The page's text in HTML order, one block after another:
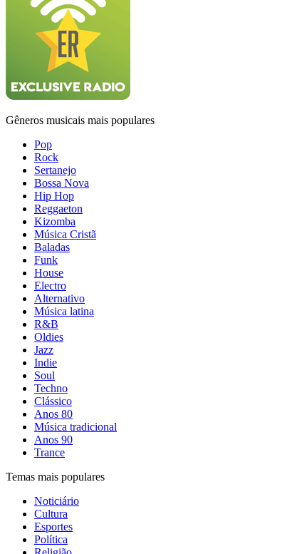
Gêneros musicais mais populares
Pop
Rock
Sertanejo
Bossa Nova
Hip Hop
Reggaeton
Kizomba
Música Cristã
Baladas
Funk
House
Electro
Alternativo
Música latina
R&B
Oldies
Jazz
Indie
Soul
Techno
Clássico
Anos 80
Música tradicional
Anos 90
Trance
Temas mais populares
Noticiário
Cultura
Esportes
Política